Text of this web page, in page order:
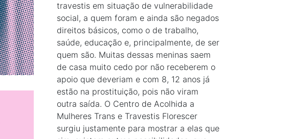
travestis em situação de vulnerabilidade
social, a quem foram e ainda são negados
direitos básicos, como o de trabalho,
saúde, educação e, principalmente, de ser
quem são. Muitas dessas meninas saem
de casa muito cedo por não receberem o
apoio que deveriam e com 8, 12 anos já
estão na prostituição, pois não viram
outra saída. O Centro de Acolhida a
Mulheres Trans e Travestis Florescer
surgiu justamente para mostrar a elas que